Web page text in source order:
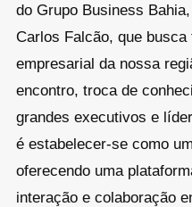
do Grupo Business
Carlos Falcão, que
empresarial da nossa
encontro, troca de
grandes executivos e
é estabelecer-se como
oferecendo uma
interação e colaboração